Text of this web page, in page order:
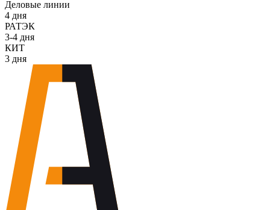
Деловые линии
4 дня
РАТЭК
3-4 дня
КИТ
3 дня